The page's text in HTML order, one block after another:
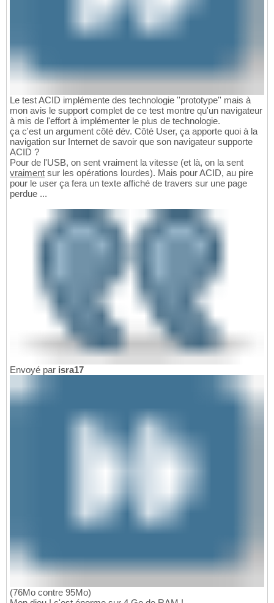
Le test ACID implémente des technologie ''prototype'' mais à
mon avis le support complet de ce test montre qu'un navigateur
à mis de l'effort à implémenter le plus de technologie.
ça c'est un argument côté dév. Côté User, ça apporte quoi à la
navigation sur Internet de savoir que son navigateur supporte
ACID ?
Pour de l'USB, on sent vraiment la vitesse (et là, on la sent
vraiment sur les opérations lourdes). Mais pour ACID, au pire
pour le user ça fera un texte affiché de travers sur une page
perdue ...
Envoyé par isra17
(76Mo contre 95Mo)